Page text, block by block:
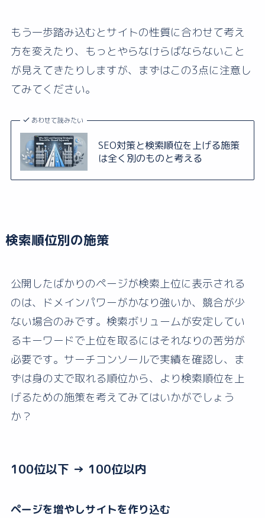
もう一歩踏み込むとサイトの性質に合わせて考え
方を変えたり、もっとやらなけらばならないこと
が見えてきたりしますが、まずはこの3点に注意し
てみてください。
あわせて読みたい
SEO対策と検索順位を上げる施策
は全く別のものと考える
検索順位別の施策
公開したばかりのページが検索上位に表示される
のは、ドメインパワーがかなり強いか、競合が少
ない場合のみです。検索ボリュームが安定してい
るキーワードで上位を取るにはそれなりの苦労が
必要です。サーチコンソールで実績を確認し、ま
ずは身の丈で取れる順位から、より検索順位を上
げるための施策を考えてみてはいかがでしょう
か？
100位以下 → 100位以内
ページを増やしサイトを作り込む